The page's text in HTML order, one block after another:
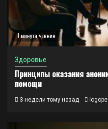
1 минута чтение
Здоровье
Принципы оказания
помощи
3 недели тому назад